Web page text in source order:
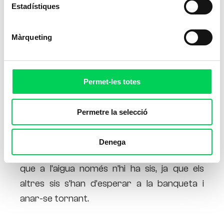
Estadístiques
Màrqueting
Permet-les totes
Permetre la selecció
Denega
Elrugby subaquàticés una modalitat de
rugby que es juga a l’aigua, en una piscina. Hi
participen dos equips de 12 jugadors, tot i
que a l’aigua només n’hi ha sis, ja que els
altres sis s’han d’esperar a la banqueta i
anar-se tornant.